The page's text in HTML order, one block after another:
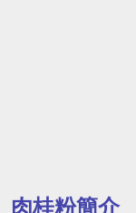
肉桂粉簡介